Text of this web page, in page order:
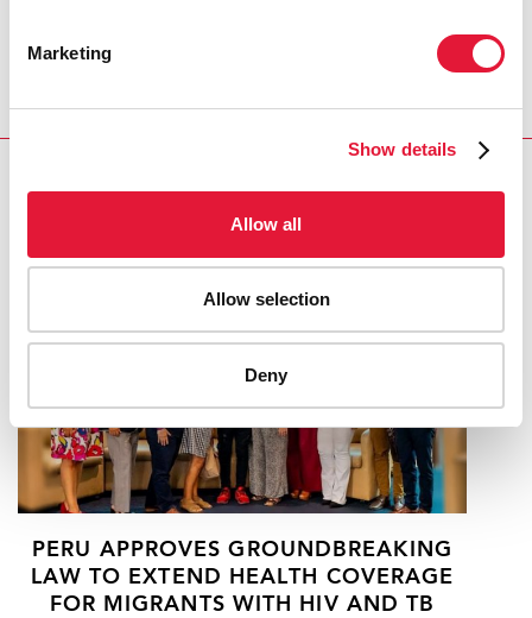
Marketing
Show details
Allow all
Allow selection
Deny
PERU APPROVES GROUNDBREAKING
LAW TO EXTEND HEALTH COVERAGE
FOR MIGRANTS WITH HIV AND TB